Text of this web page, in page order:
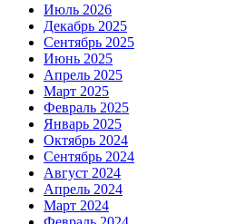
Июль 2026
Декабрь 2025
Сентябрь 2025
Июнь 2025
Апрель 2025
Март 2025
Февраль 2025
Январь 2025
Октябрь 2024
Сентябрь 2024
Август 2024
Апрель 2024
Март 2024